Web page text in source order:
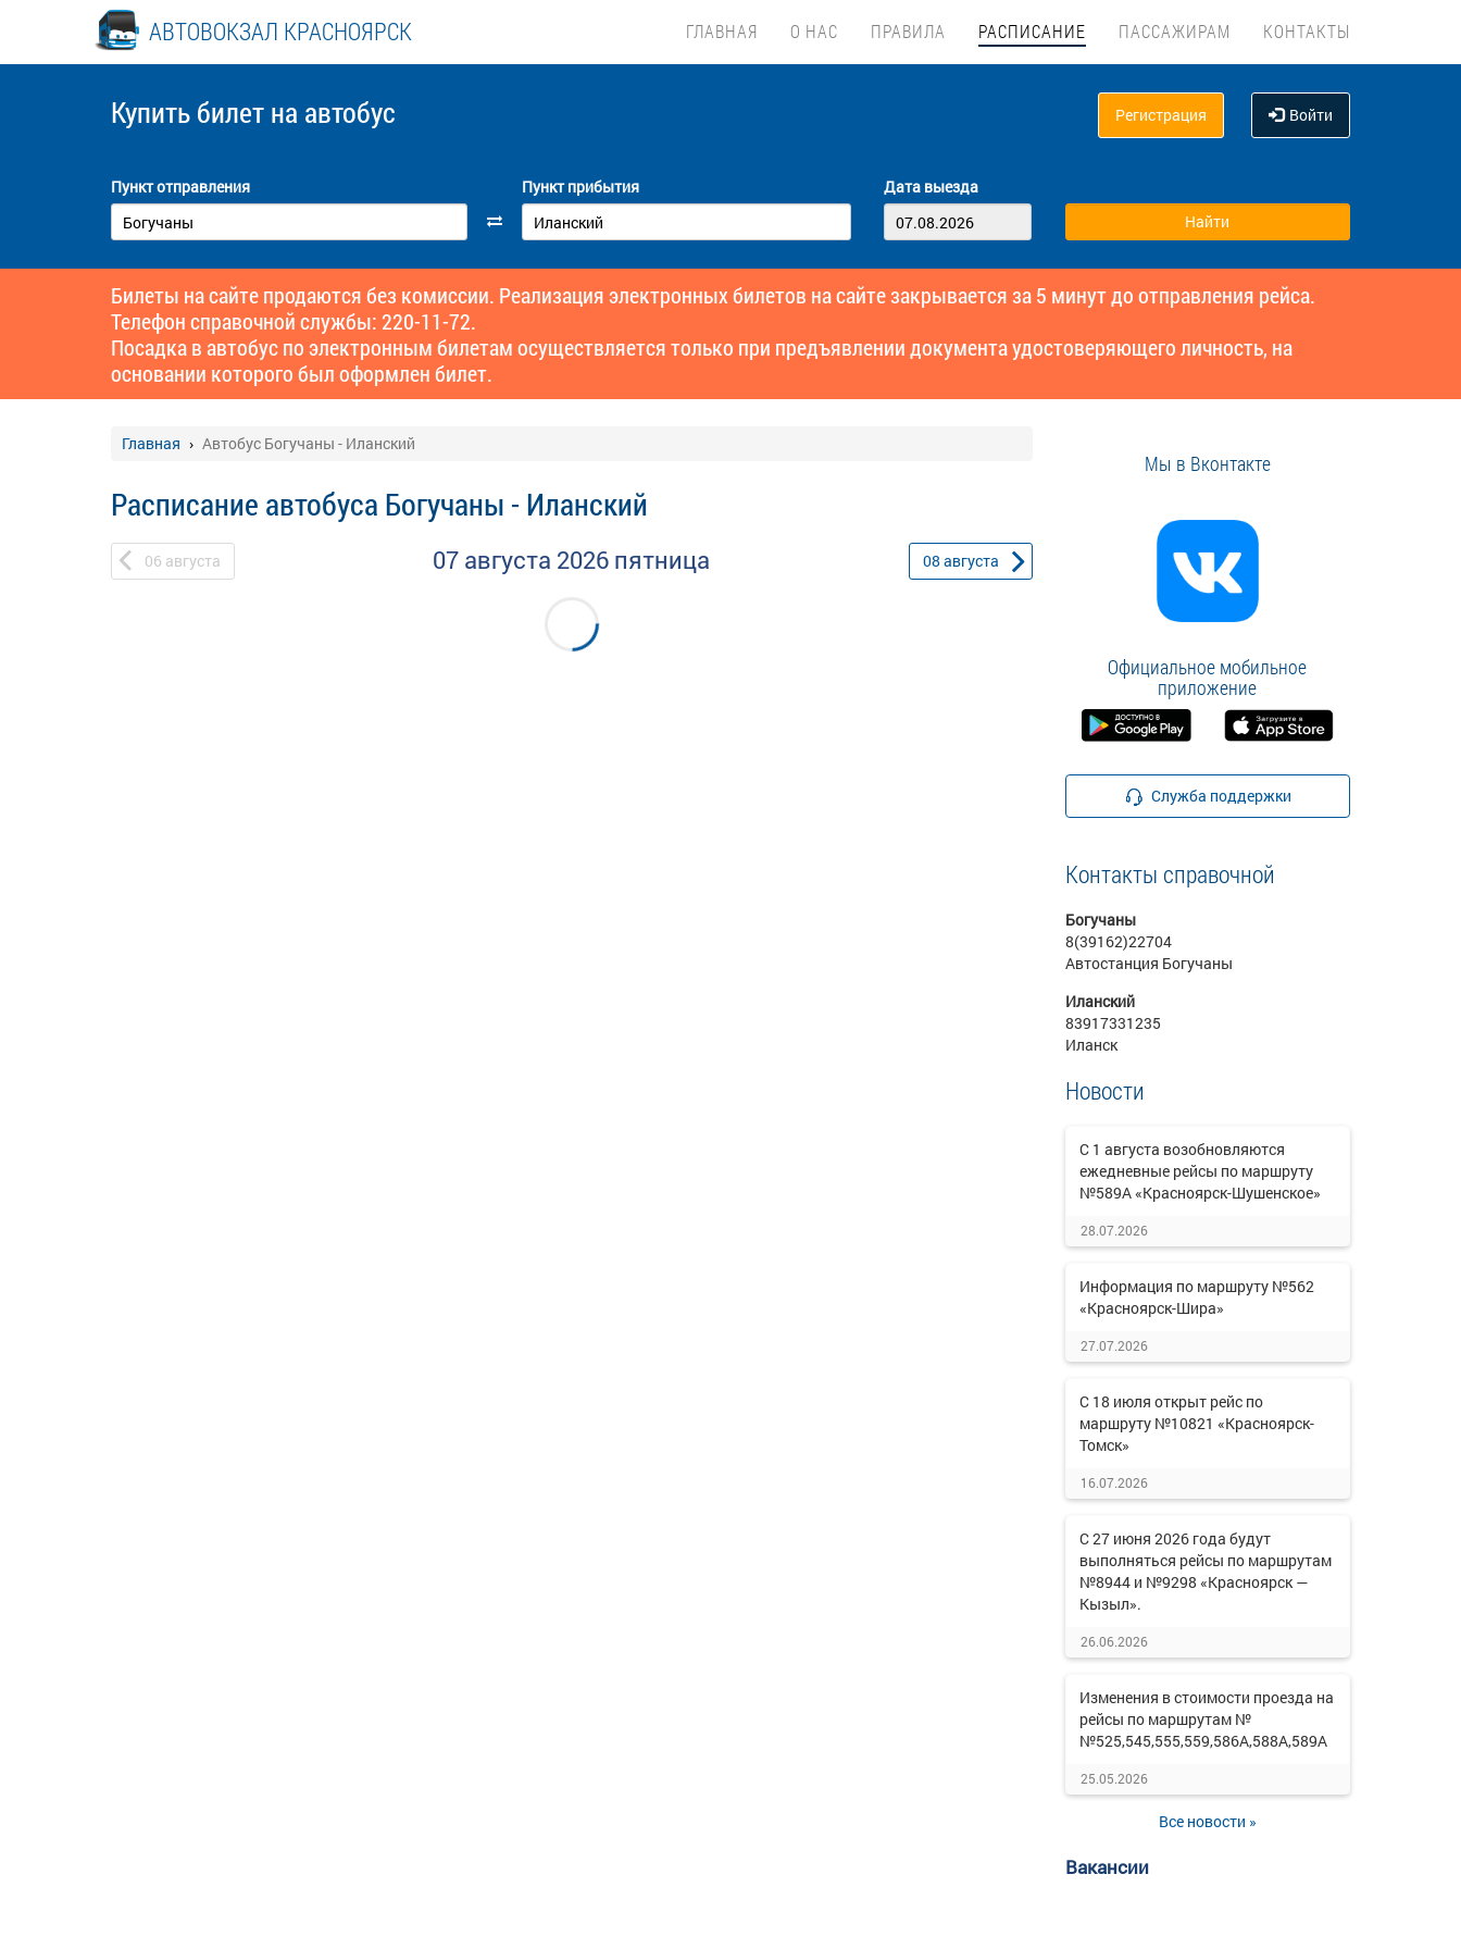
АВТОВОКЗАЛ КРАСНОЯРСК ГЛАВНАЯ О НАС ПРАВИЛА РАСПИСАНИЕ ПАССАЖИРАМ КОНТАКТЫ
Купить билет на автобус Регистрация Войти
Пункт отправления Пункт прибытия Дата выезда
Билеты на сайте продаются без комиссии. Реализация электронных билетов на сайте закрывается за 5 минут до отправления рейса.
Телефон справочной службы: 220-11-72.
Посадка в автобус по электронным билетам осуществляется только при предъявлении документа удостоверяющего личность, на
основании которого был оформлен билет.
Главная Автобус Богучаны - Иланский
Расписание автобуса Богучаны - Иланский
06 августа 07 августа 2026 пятница 08 августа
Мы в Вконтакте
Официальное мобильное
приложение
Служба поддержки
Контакты справочной
Богучаны
8(39162)22704
Автостанция Богучаны
Иланский
83917331235
Иланск
Новости
С 1 августа возобновляются
ежедневные рейсы по маршруту
№589А «Красноярск-Шушенское»
28.07.2026
Информация по маршруту №562
«Красноярск-Шира»
27.07.2026
С 18 июля открыт рейс по
маршруту №10821 «Красноярск-
Томск»
16.07.2026
С 27 июня 2026 года будут
выполняться рейсы по маршрутам
№8944 и №9298 «Красноярск —
Кызыл».
26.06.2026
Изменения в стоимости проезда на
рейсы по маршрутам №
№525,545,555,559,586А,588А,589А
25.05.2026
Все новости »
Вакансии